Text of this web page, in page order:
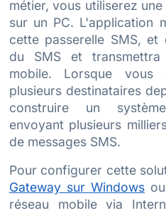
métier, vous utiliserez
sur un PC. L'application
cette passerelle SMS,
du SMS et
mobile. Lorsque
plusieurs destinataires
construire un
envoyant plusieurs
de messages SMS.
Pour configurer cette
Gateway sur Windowsou
réseau mobile via